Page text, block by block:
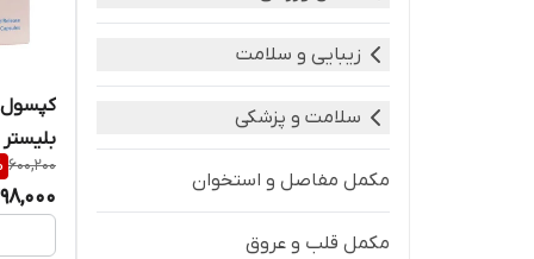
زیبایی و سلامت
سلامت و پزشکی
مکمل مفاصل و استخوان
مکمل قلب و عروق
کپسول
بلیستر
600,200